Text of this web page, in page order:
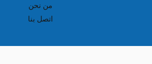
من نحن
اتصل بنا